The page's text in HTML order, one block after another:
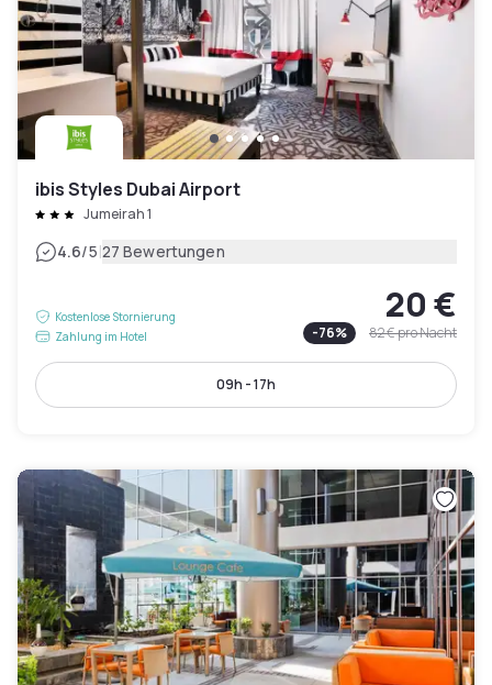
ibis Styles Dubai Airport
Jumeirah 1
4.6/5|27 Bewertungen
Kostenlose Stornierung
Zahlung im Hotel
20 €
-76% 82 €pro Nacht
09h - 17h